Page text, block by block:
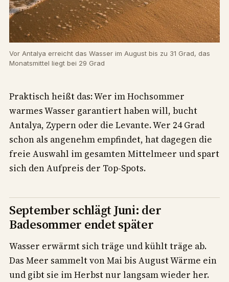
Vor Antalya erreicht das Wasser im August bis zu 31 Grad, das
Monatsmittel liegt bei 29 Grad
Praktisch heißt das: Wer im Hochsommer
warmes Wasser garantiert haben will, bucht
Antalya, Zypern oder die Levante. Wer 24 Grad
schon als angenehm empfindet, hat dagegen die
freie Auswahl im gesamten Mittelmeer und spart
sich den Aufpreis der Top-Spots.
September schlägt Juni: der
Badesommer endet später
Wasser erwärmt sich träge und kühlt träge ab.
Das Meer sammelt von Mai bis August Wärme ein
und gibt sie im Herbst nur langsam wieder her.